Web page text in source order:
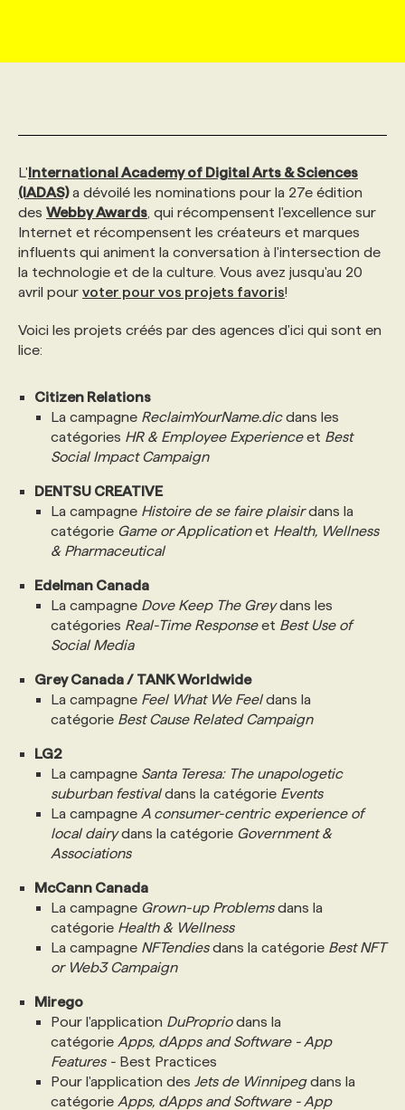
PRIX ET DISTINCTIONS
TENDANCES
GEO/SEO
ÉVÉNEMENTIEL
NOS AUTEUR‧RICES
ANNONCEZ AVEC NOUS
FAQ
ANNONCEZ AVEC NOUS
ANNONCEZ AVEC NOUS
NOS PARCOURS DE FORMATIONS
FORMATIONS PERSONNALISÉES
NOS FORMATEUR‧RICES
POURQUOI CHOISIR NOS FORMATIONS
NOS TARIFS
PROGRAMMES DE SUBVENTIONS
FAQ
SERVICE DE CHASSE DE TÊTE
NOS TARIFS
NOS EXPERTISES
FAQ
ANNONCEZ AVEC NOUS
L'International Academy of Digital Arts & Sciences
(IADAS)a dévoilé les nominations pour la 27e édition
des Webby Awards , qui récompensent l'excellence sur
Internet et récompensent les créateurs et marques
influents qui animent la conversation à l'intersection de
la technologie et de la culture. Vous avez jusqu'au 20
avril pour voter pour vos projets favoris!
Voici les projets créés par des agences d'ici qui sont en
lice:
Citizen Relations
La campagne ReclaimYourName.dicdans les
catégories HR & Employee Experienceet Best
Social Impact Campaign
DENTSU CREATIVE
La campagne Histoire de se faire plaisirdans la
catégorie Game or Applicationet Health, Wellness
& Pharmaceutical
Edelman Canada
La campagne Dove Keep The Greydans les
catégories Real-Time Responseet Best Use of
Social Media
Grey Canada / TANK Worldwide
La campagne Feel What We Feeldans la
catégorie Best Cause Related Campaign
LG2
La campagne Santa Teresa: The unapologetic
suburban festivaldans la catégorie Events
La campagne A consumer-centric experience of
local dairydans la catégorie Government &
Associations
McCann Canada
La campagne Grown-up Problemsdans la
catégorie Health & Wellness
La campagne NFTendiesdans la catégorie Best NFT
or Web3 Campaign
Mirego
Pour l'application DuPropriodans la
catégorie Apps, dApps and Software - App
Features - Best Practices
Pour l'application des Jets de Winnipegdans la
catégorie Apps, dApps and Software - App